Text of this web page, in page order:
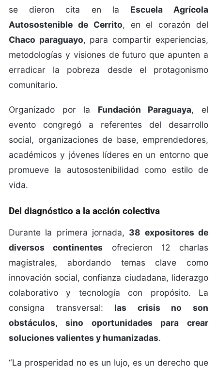
se dieron cita en la Escuela Agrícola
Autosostenible de Cerrito, en el corazón del
Chaco paraguayo, para compartir experiencias,
metodologías y visiones de futuro que apunten a
erradicar la pobreza desde el protagonismo
comunitario.
Organizado por la Fundación Paraguaya, el
evento congregó a referentes del desarrollo
social, organizaciones de base, emprendedores,
académicos y jóvenes líderes en un entorno que
promueve la autosostenibilidad como estilo de
vida.
Del diagnóstico a la acción colectiva
Durante la primera jornada, 38 expositores de
diversos continentes ofrecieron 12 charlas
magistrales, abordando temas clave como
innovación social, confianza ciudadana, liderazgo
colaborativo y tecnología con propósito. La
consigna transversal: las crisis no son
obstáculos, sino oportunidades para crear
soluciones valientes y humanizadas.
“La prosperidad no es un lujo, es un derecho que